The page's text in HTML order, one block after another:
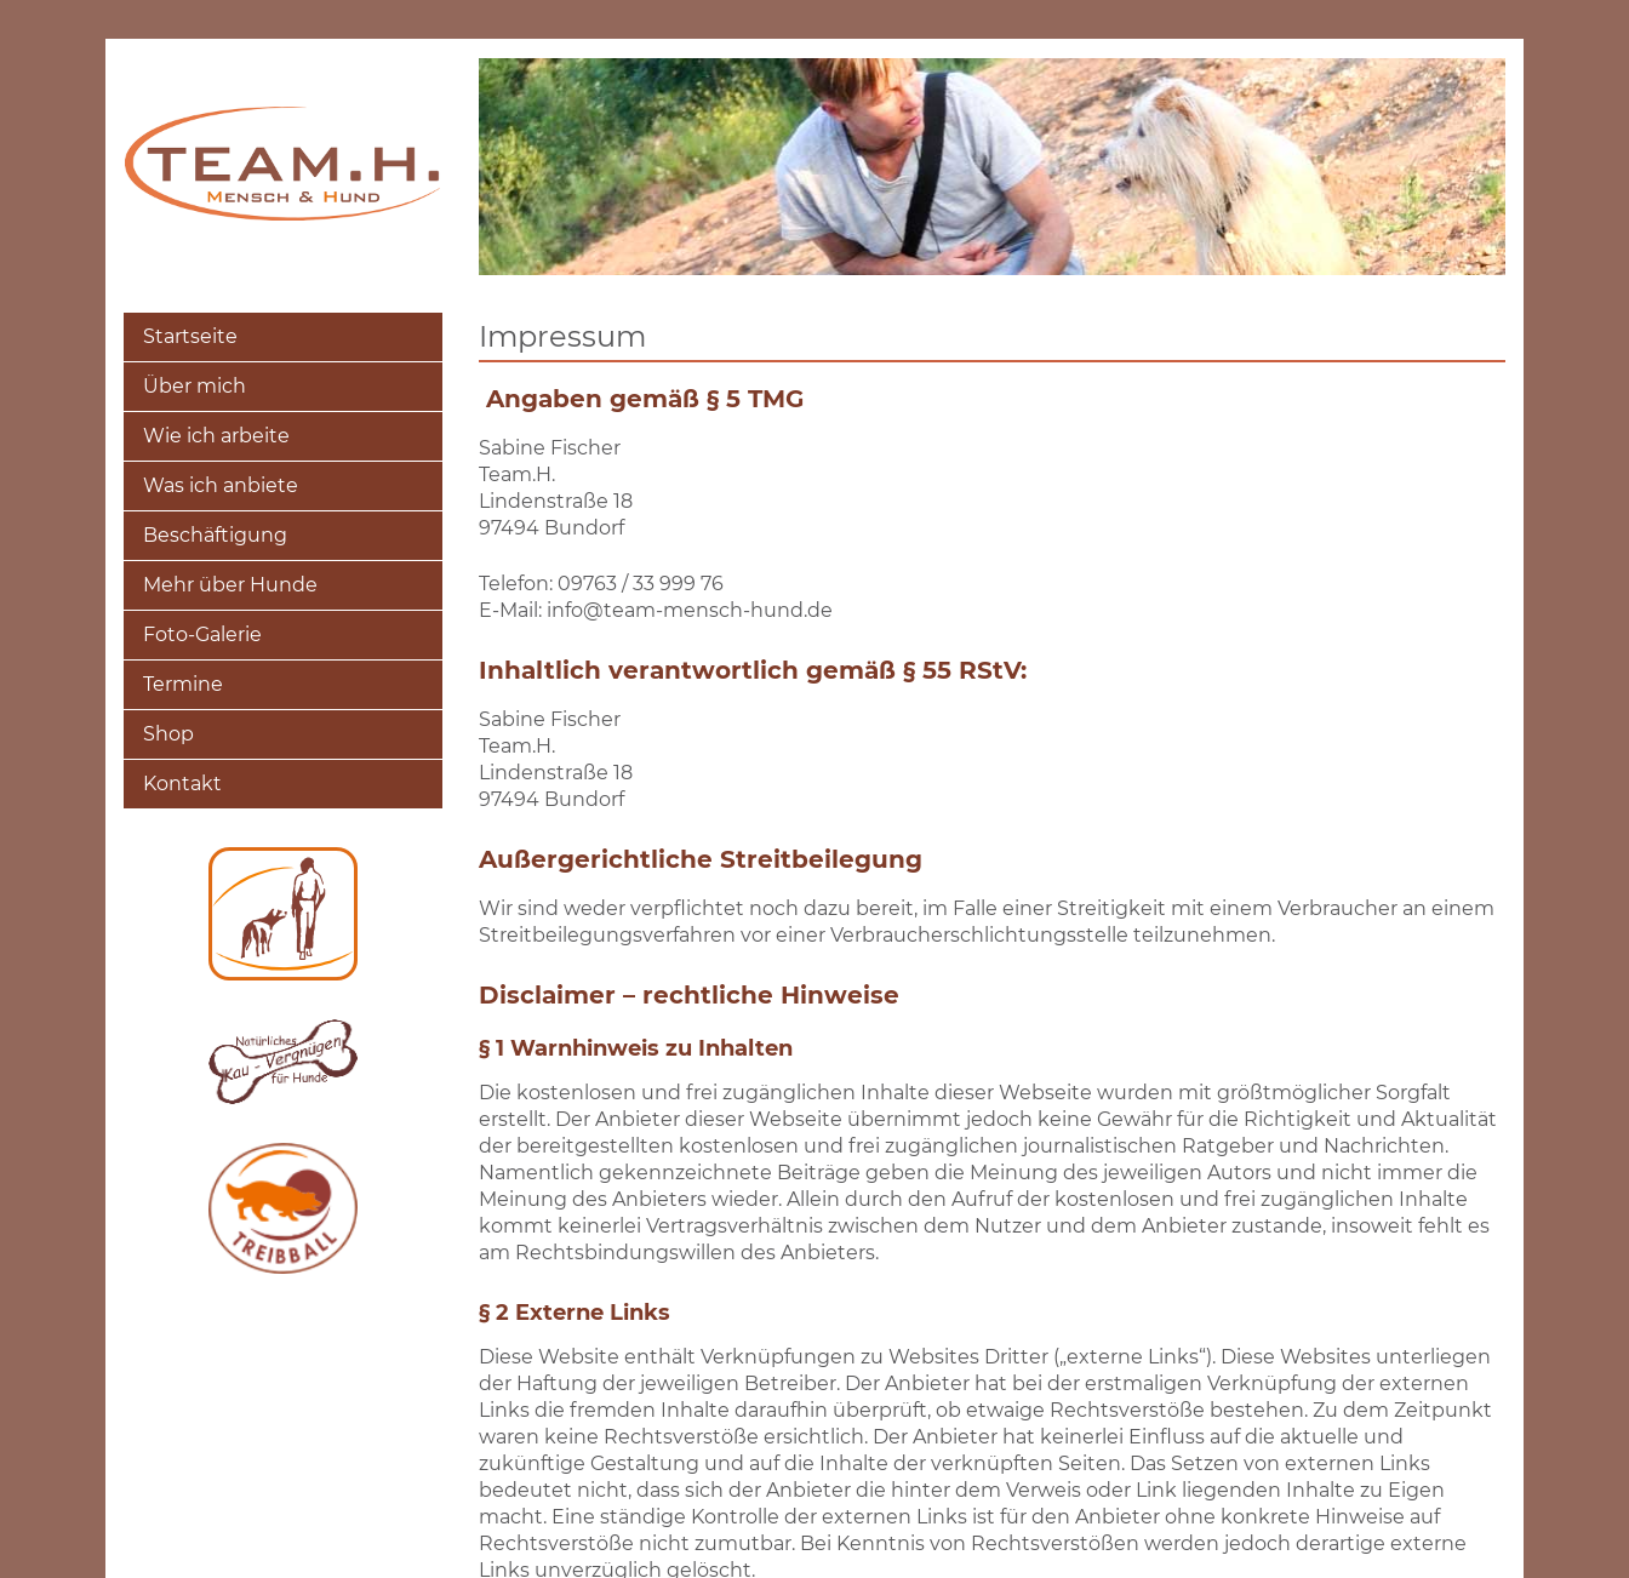
Startseite
Über mich
Wie ich arbeite
Was ich anbiete
Beschäftigung
Mehr über Hunde
Foto-Galerie
Termine
Shop
Kontakt
Impressum
Angaben gemäß § 5 TMG
Sabine Fischer
Team.H.
Lindenstraße 18
97494 Bundorf
Telefon: 09763 / 33 999 76
E-Mail: info@team-mensch-hund.de
Inhaltlich verantwortlich gemäß § 55 RStV:
Sabine Fischer
Team.H.
Lindenstraße 18
97494 Bundorf
Außergerichtliche Streitbeilegung
Wir sind weder verpflichtet noch dazu bereit, im Falle einer Streitigkeit mit einem Verbraucher an einem
Streitbeilegungsverfahren vor einer Verbraucherschlichtungsstelle teilzunehmen.
Disclaimer – rechtliche Hinweise
§ 1 Warnhinweis zu Inhalten
Die kostenlosen und frei zugänglichen Inhalte dieser Webseite wurden mit größtmöglicher Sorgfalt
erstellt. Der Anbieter dieser Webseite übernimmt jedoch keine Gewähr für die Richtigkeit und Aktualität
der bereitgestellten kostenlosen und frei zugänglichen journalistischen Ratgeber und Nachrichten.
Namentlich gekennzeichnete Beiträge geben die Meinung des jeweiligen Autors und nicht immer die
Meinung des Anbieters wieder. Allein durch den Aufruf der kostenlosen und frei zugänglichen Inhalte
kommt keinerlei Vertragsverhältnis zwischen dem Nutzer und dem Anbieter zustande, insoweit fehlt es
am Rechtsbindungswillen des Anbieters.
§ 2 Externe Links
Diese Website enthält Verknüpfungen zu Websites Dritter („externe Links“). Diese Websites unterliegen
der Haftung der jeweiligen Betreiber. Der Anbieter hat bei der erstmaligen Verknüpfung der externen
Links die fremden Inhalte daraufhin überprüft, ob etwaige Rechtsverstöße bestehen. Zu dem Zeitpunkt
waren keine Rechtsverstöße ersichtlich. Der Anbieter hat keinerlei Einfluss auf die aktuelle und
zukünftige Gestaltung und auf die Inhalte der verknüpften Seiten. Das Setzen von externen Links
bedeutet nicht, dass sich der Anbieter die hinter dem Verweis oder Link liegenden Inhalte zu Eigen
macht. Eine ständige Kontrolle der externen Links ist für den Anbieter ohne konkrete Hinweise auf
Rechtsverstöße nicht zumutbar. Bei Kenntnis von Rechtsverstößen werden jedoch derartige externe
Links unverzüglich gelöscht.